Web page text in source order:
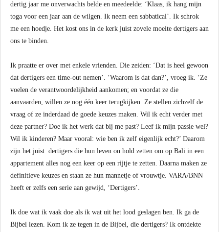
dertig jaar me onverwachts belde en meedeelde: ‘Klaas, ik hang mijn
toga voor een jaar aan de wilgen. Ik neem een sabbatical’. Ik schrok
me een hoedje. Het kost ons in de kerk juist zovele moeite dertigers aan
ons te binden.
Ik praatte er over met enkele vrienden. Die zeiden: ‘Dat is heel gewoon
dat dertigers een time-out nemen’. ‘Waarom is dat dan?’, vroeg ik. ‘Ze
voelen de verantwoordelijkheid aankomen; en voordat ze die
aanvaarden, willen ze nog één keer terugkijken. Ze stellen zichzelf de
vraag of ze inderdaad de goede keuzes maken. Wil ik echt verder met
deze partner? Doe ik het werk dat bij me past? Leef ik mijn passie wel?
Wil ik kinderen? Maar vooral: wie ben ik zelf eigenlijk echt?’ Daarom
zijn het juist dertigers die hun leven on hold zetten om op Bali in een
appartement alles nog een keer op een rijtje te zetten. Daarna maken ze
definitieve keuzes en staan ze hun mannetje of vrouwtje. VARA/BNN
heeft er zelfs een serie aan gewijd, ‘Dertigers’.
Ik doe wat ik vaak doe als ik wat uit het lood geslagen ben. Ik ga de
Bijbel lezen. Kom ik ze tegen in de Bijbel, die dertigers? Ik ontdekte